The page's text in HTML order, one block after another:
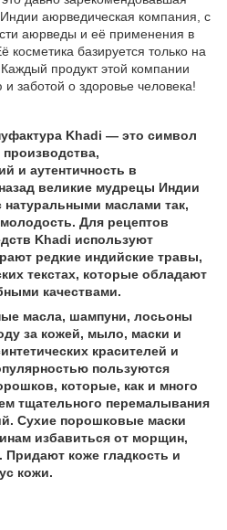
аюрведическая компания, с
аюрведы и её применения в
косметика базируется только на
продукт этой компании
заботой о здоровье человека!
Khadi — это символ
и аутентичность в
великие мудрецы Индии
маслами так,
Для рецептов
Khadi используют
редкие индийские травы,
текстах, которые обладают
качествами.
масла, шампуни, лосьоны
за кожей, мыло, маски и
красителей и
пользуются
которые, как и много
тщательного перемалывания
Сухие порошковые маски
избавиться от морщин,
коже гладкость и
кожи.